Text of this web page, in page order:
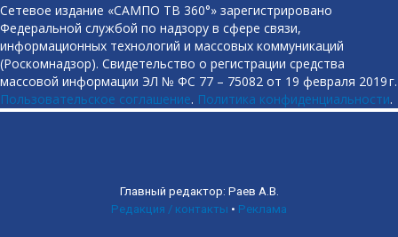
Сетевое издание «САМПО ТВ 360°» зарегистрировано
Федеральной службой по надзору в сфере связи,
информационных технологий и массовых коммуникаций
(Роскомнадзор). Свидетельство о регистрации средства
массовой информации ЭЛ № ФС 77 – 75082 от 19 февраля 2019 г.
Пользовательское соглашение. Политика конфиденциальности.
Главный редактор: Раев А.В.
Редакция / контакты • Реклама